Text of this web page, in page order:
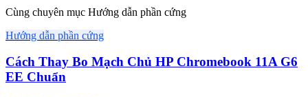
Cùng chuyên mục Hướng dẫn phần cứng
Hướng dẫn phần cứng
Cách Thay Bo Mạch Chủ HP Chromebook 11A G6
EE Chuẩn